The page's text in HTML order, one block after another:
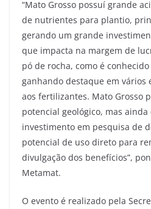
“Mato Grosso possuí grande
de nutrientes para plantio,
gerando um grande
que impacta na margem de
pó de rocha, como é
ganhando destaque em vários
aos fertilizantes. Mato Grosso
potencial geológico, mas ainda
investimento em pesquisa de
potencial de uso direto para
divulgação dos benefícios”,
Metamat.
O evento é realizado pela